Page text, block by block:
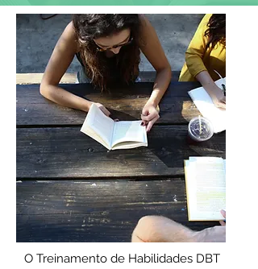
O Treinamento de Habilidades DBT